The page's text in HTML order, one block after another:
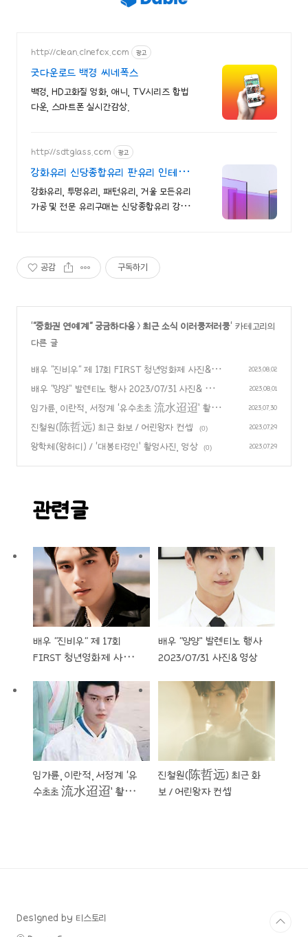
http://clean.cinefox.com 광고
굿다운로드 백경 씨네폭스
백경, HD고화질 영화, 애니, TV시리즈 합법
다운, 스마트폰 실시간감상.
http://sdtglass.com 광고
강화유리 신당종합유리 판유리 인테리
어유리 가공
강화유리, 투명유리, 패턴유리, 거울 모든유리
가공 및 전문 유리구매는 신당종합유리 강화
공감 구독하기
'"중화권 연예계" 궁금하다옹> 최근 소식 이러쿵저러쿵' 카테고리의
다른 글
배우 “진비우“ 제 17회 FIRST 청년영화제 사진& 영
상
(0)
2023.08.02
배우 “양양” 발렌티노 행사 2023/07/31 사진& 영상
(0)
2023.08.01
임가륜, 이란적, 서정계 ‘유수초초 流水迢迢’ 촬영
장 사진& 임가륜 사진
(0)
2023.07.30
진철원(陈哲远) 최근 화보 / 어린왕자 컨셉 (0) 2023.07.29
왕학체(왕허디) / ‘대봉타경인’ 촬영사진, 영상 (0) 2023.07.29
관련글
배우 “진비우“ 제 17회
FIRST 청년영화제 사진&
배우 “양양” 발렌티노 행사
2023/07/31 사진& 영상
임가륜, 이란적, 서정계 ‘유
수초초 流水迢迢’ 촬영장
진철원(陈哲远) 최근 화
보 / 어린왕자 컨셉
Designed by 티스토리